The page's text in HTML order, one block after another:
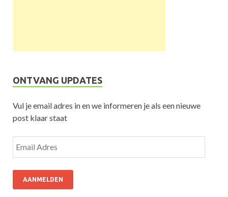
ONTVANG UPDATES
Vul je email adres in en we informeren je als een nieuwe
post klaar staat
AANMELDEN